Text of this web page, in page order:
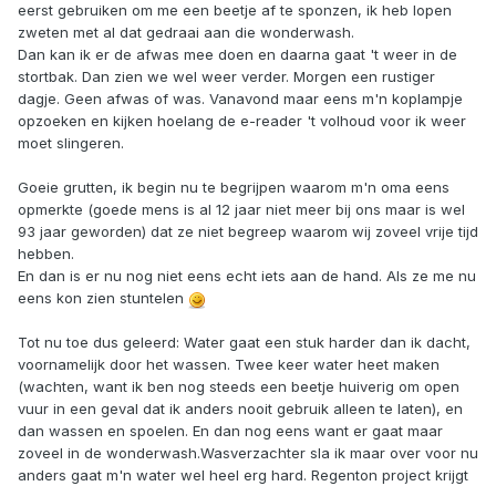
eerst gebruiken om me een beetje af te sponzen, ik heb lopen
zweten met al dat gedraai aan die wonderwash.
Dan kan ik er de afwas mee doen en daarna gaat 't weer in de
stortbak. Dan zien we wel weer verder. Morgen een rustiger
dagje. Geen afwas of was. Vanavond maar eens m'n koplampje
opzoeken en kijken hoelang de e-reader 't volhoud voor ik weer
moet slingeren.
Goeie grutten, ik begin nu te begrijpen waarom m'n oma eens
opmerkte (goede mens is al 12 jaar niet meer bij ons maar is wel
93 jaar geworden) dat ze niet begreep waarom wij zoveel vrije tijd
hebben.
En dan is er nu nog niet eens echt iets aan de hand. Als ze me nu
eens kon zien stuntelen
Tot nu toe dus geleerd: Water gaat een stuk harder dan ik dacht,
voornamelijk door het wassen. Twee keer water heet maken
(wachten, want ik ben nog steeds een beetje huiverig om open
vuur in een geval dat ik anders nooit gebruik alleen te laten), en
dan wassen en spoelen. En dan nog eens want er gaat maar
zoveel in de wonderwash.Wasverzachter sla ik maar over voor nu
anders gaat m'n water wel heel erg hard. Regenton project krijgt